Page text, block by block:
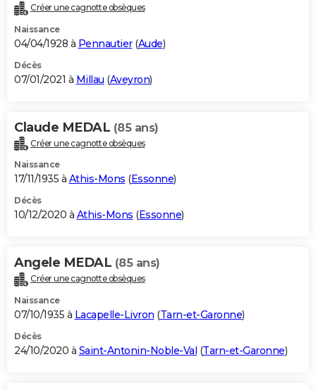
Créer une cagnotte obsèques
Naissance
04/04/1928 à Pennautier(Aude)
Décès
07/01/2021 à Millau (Aveyron)
Claude MEDAL (85 ans)
Créer une cagnotte obsèques
Naissance
17/11/1935 à Athis-Mons (Essonne)
Décès
10/12/2020 à Athis-Mons (Essonne)
Angele MEDAL (85 ans)
Créer une cagnotte obsèques
Naissance
07/10/1935 à Lacapelle-Livron (Tarn-et-Garonne)
Décès
24/10/2020 à Saint-Antonin-Noble-Val (Tarn-et-Garonne)